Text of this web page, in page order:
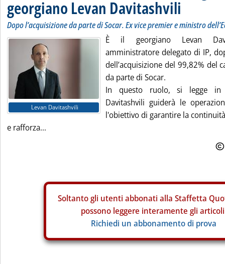
georgiano Levan Davitashvili
Dopo l’acquisizione da parte di Socar. Ex vice premier e ministro
Levan Davitashvili
È il georgiano Levan
amministratore delegato di IP,
dell’acquisizione del 99,82% del
da parte di Socar.
In questo ruolo, si legge in
Davitashvili guiderà le
l'obiettivo di garantire la
e rafforza...
Soltanto gli utenti abbonati alla Staffetta
possono leggere interamente gli
Richiedi un abbonamento di prova